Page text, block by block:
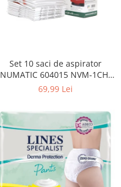
Set 10 saci de aspirator
NUMATIC 604015 NVM-1CH,
9L
69,99 Lei